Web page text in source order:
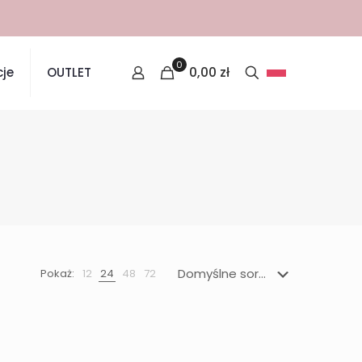
OUTLET 0 0,00 zł
Pokaż: 12 24 48 72